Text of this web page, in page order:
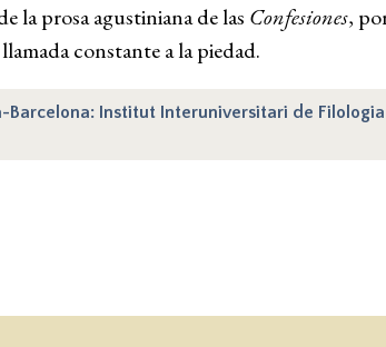
la prosa agustiniana de las Confesiones,
constante a la piedad.
Barcelona: Institut Interuniversitari de